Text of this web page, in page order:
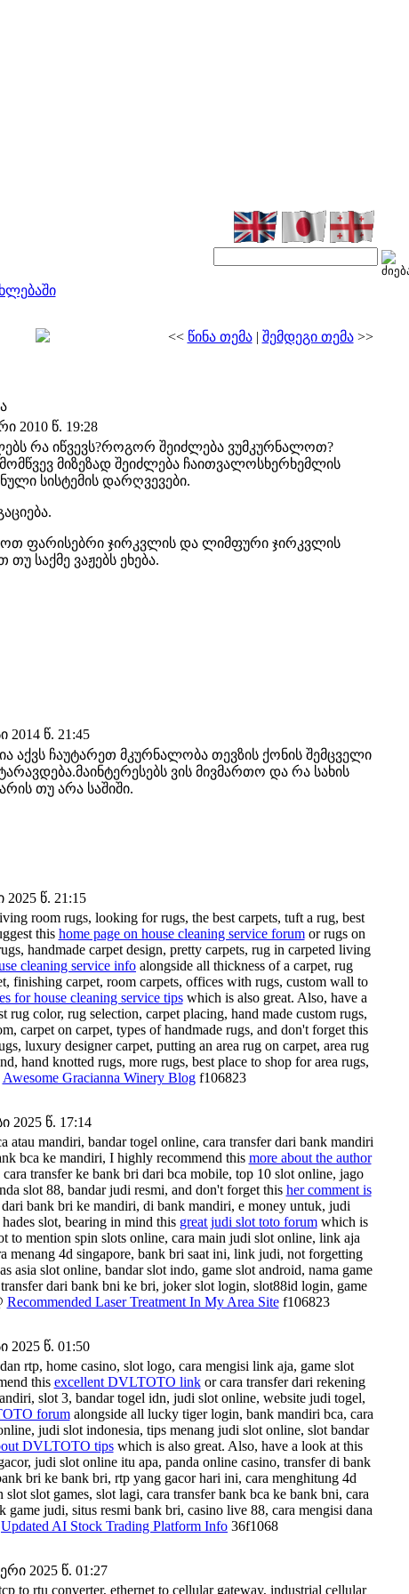
<< წინა თემა| შემდეგი თემა>>
2010 წ. 19:28
რა იწვევს?როგორ შეიძლება ვუმკურნალოთ?
მიზეზად შეიძლება ჩაითვალოსხერხემლის
სისტემის დარღვევები.
ფარისებრი ჯირკვლის და ლიმფური ჯირკვლის
საქმე ვაჟებს ეხება.
2014 წ. 21:45
აქვს ჩაუტარეთ მკურნალობა თევზის ქონის შემცველი
ვის მივმართო და რა სახის
თუ არა საშიში.
2025 წ. 21:15
room rugs, looking for rugs, the best carpets, tuft a rug, best
this home page on house cleaning service forumor rugs on
handmade carpet design, pretty carpets, rug in carpeted living
cleaning service info alongside all thickness of a carpet, rug
finishing carpet, room carpets, offices with rugs, custom wall to
for house cleaning service tipswhich is also great. Also, have a
rug color, rug selection, carpet placing, hand made custom rugs,
carpet on carpet, types of handmade rugs, and don't forget this
luxury designer carpet, putting an area rug on carpet, area rug
hand knotted rugs, more rugs, best place to shop for area rugs,
Awesome Gracianna Winery Blogf106823
2025 წ. 17:14
mandiri, bandar togel online, cara transfer dari bank mandiri
bca ke mandiri, I highly recommend this more about the author
transfer ke bank bri dari bca mobile, top 10 slot online, jago
slot 88, bandar judi resmi, and don't forget this her comment is
bank bri ke mandiri, di bank mandiri, e money untuk, judi
slot, bearing in mind this great judi slot toto forumwhich is
to mention spin slots online, cara main judi slot online, link aja
menang 4d singapore, bank bri saat ini, link judi, not forgetting
asia slot online, bandar slot indo, game slot android, nama game
dari bank bni ke bri, joker slot login, slot88id login, game
Recommended Laser Treatment In My Area Sitef106823
2025 წ. 01:50
rtp, home casino, slot logo, cara mengisi link aja, game slot
this excellent DVLTOTO linkor cara transfer dari rekening
slot 3, bandar togel idn, judi slot online, website judi togel,
forumalongside all lucky tiger login, bank mandiri bca, cara
judi slot indonesia, tips menang judi slot online, slot bandar
DVLTOTO tipswhich is also great. Also, have a look at this
judi slot online itu apa, panda online casino, transfer di bank
bri ke bank bri, rtp yang gacor hari ini, cara menghitung 4d
slot games, slot lagi, cara transfer bank bca ke bank bni, cara
judi, situs resmi bank bri, casino live 88, cara mengisi dana
Updated AI Stock Trading Platform Info 36f1068
2025 წ. 01:27
to rtu converter, ethernet to cellular gateway, industrial cellular